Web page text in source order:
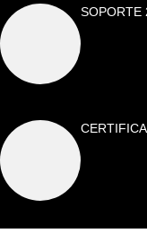
SOPORTE